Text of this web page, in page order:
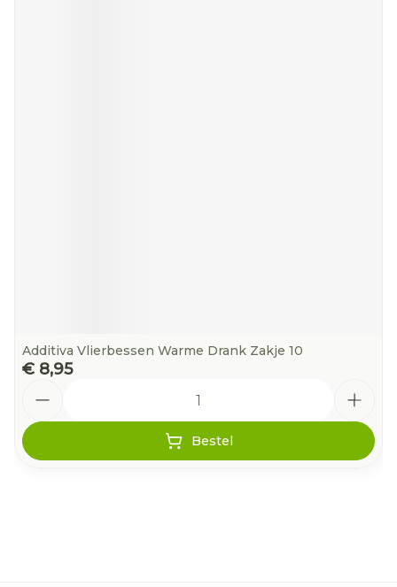
Additiva Vlierbessen Warme Drank Zakje 10
€ 8,95
Bestel